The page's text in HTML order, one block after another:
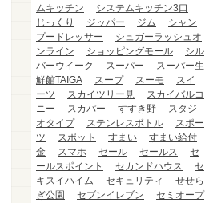
ムキッチン
システムキッチン3口
じっくり
ジッパー ジム
シャン
プードレッサー
シュガーラッシュオ
ンライン
ショッピングモール
シル
バーウイーク
スーパー
スーパー生
鮮館TAIGA
スープ スーモ
スイ
ーツ
スカイツリー見
スカイバルコ
ニー
スカパー すすき野
スタジ
オタイプ
ステンレスボトル
スポー
ツ
スポット すまい
すまい給付
金
スマホ セール セールス
セ
ールスポイント
セカンドハウス
セ
キスイハイム
セキュリティ
せせら
ぎ公園
セブンイレブン
セミオープ